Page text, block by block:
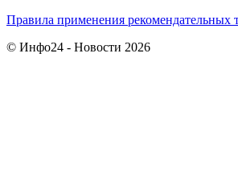
Правила применения рекомендательных
© Инфо24 - Новости 2026